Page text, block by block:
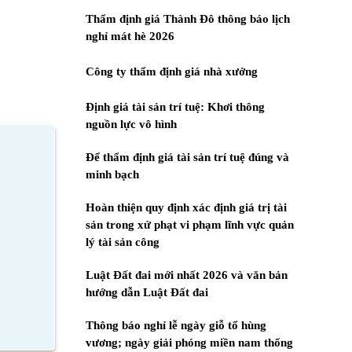
Thẩm định giá Thành Đô thông báo lịch
nghỉ mát hè 2026
Công ty thẩm định giá nhà xưởng
Định giá tài sản trí tuệ: Khơi thông
nguồn lực vô hình
Để thẩm định giá tài sản trí tuệ đúng và
minh bạch
Hoàn thiện quy định xác định giá trị tài
sản trong xử phạt vi phạm lĩnh vực quản
lý tài sản công
Luật Đất đai mới nhất 2026 và văn bản
hướng dẫn Luật Đất đai
Thông báo nghỉ lễ ngày giỗ tổ hùng
vương; ngày giải phóng miền nam thống